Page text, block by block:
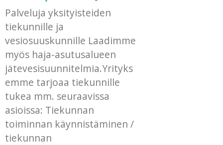
Palveluja yksityisteiden
tiekunnille ja
vesiosuuskunnille Laadimme
myös haja-asutusalueen
jätevesisuunnitelmia.Yrityks
emme tarjoaa tiekunnille
tukea mm. seuraavissa
asioissa: Tiekunnan
toiminnan käynnistäminen /
tiekunnan